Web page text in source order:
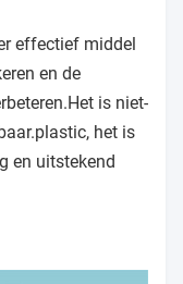
effectief middel
en de
Het is niet-
plastic, het is
en uitstekend